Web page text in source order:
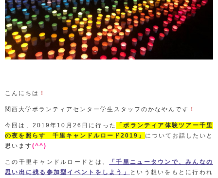
こんにちは ！
関西大学ボランティアセンター学生スタッフのかなやんです ！
今回は、2019年10月26日に行った
「ボランティア体験ツアー千里
の夜を照らす 千里キャンドルロード2019」 についてお話したいと
思います(^^)
この千里キャンドルロードとは、
「千里ニュータウンで、みんなの
思い出に残る参加型イベントをしよう」
という想いをもとに行われ